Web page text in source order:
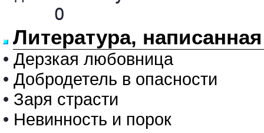
     О
Литература,
• Дерзкая любовница
• Добродетель в опасности
• Заря страсти
• Невинность и порок